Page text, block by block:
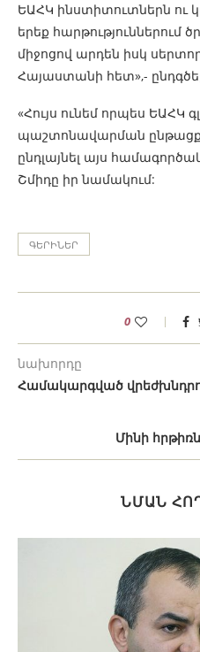
ԵԱՀԿ ինստիտուտներն ու
երեք
միջոցով արդեն իսկ
Հայաստանի հետ»,-
«Հույս ունեմ որպես
պաշտոնավարման
ընդլայնել այս
Շմիդը իր նամակում:
ԳԵՐԻՆԵՐ
0
նախորդը
Համակարգված
Մինի
ՆՄԱՆ